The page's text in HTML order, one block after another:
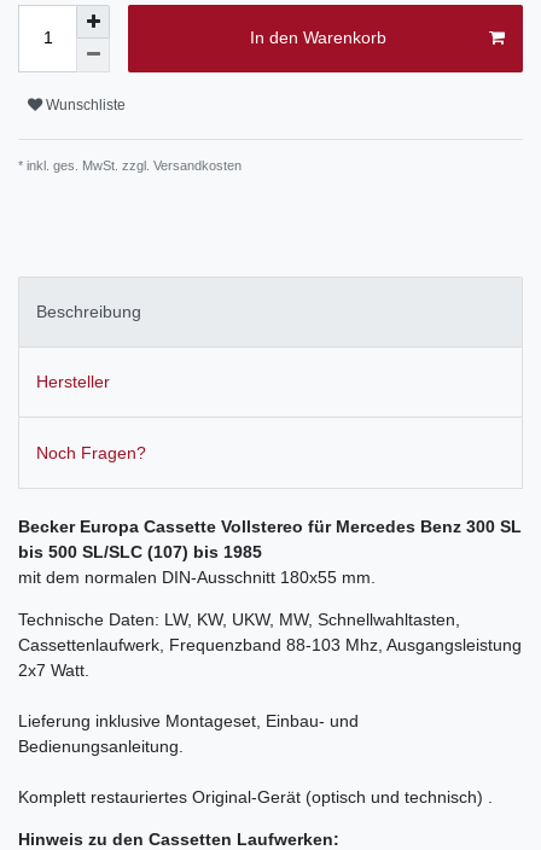
In den Warenkorb
Wunschliste
* inkl. ges. MwSt. zzgl. Versandkosten
Beschreibung
Hersteller
Noch Fragen?
Becker Europa Cassette Vollstereo für Mercedes Benz 300 SL
bis 500 SL/SLC (107) bis 1985
mit dem normalen DIN-Ausschnitt 180x55 mm.
Technische Daten: LW, KW, UKW, MW, Schnellwahltasten,
Cassettenlaufwerk, Frequenzband 88-103 Mhz, Ausgangsleistung
2x7 Watt.
Lieferung inklusive Montageset, Einbau- und
Bedienungsanleitung.
Komplett restauriertes Original-Gerät (optisch und technisch) .
Hinweis zu den Cassetten Laufwerken: